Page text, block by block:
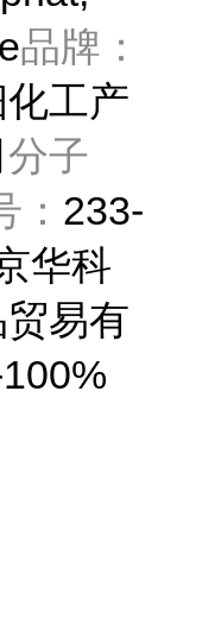
品牌：
工产
分子
： 233-
华科
易有